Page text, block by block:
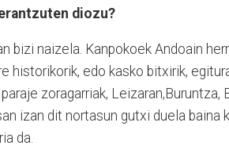
diozu?
bizi naizela. Kanpokoek Andoain
historikorik, edo kasko bitxirik,
zoragarriak, Leizaran,Buruntza,
izan dit nortasun gutxi duela
da.